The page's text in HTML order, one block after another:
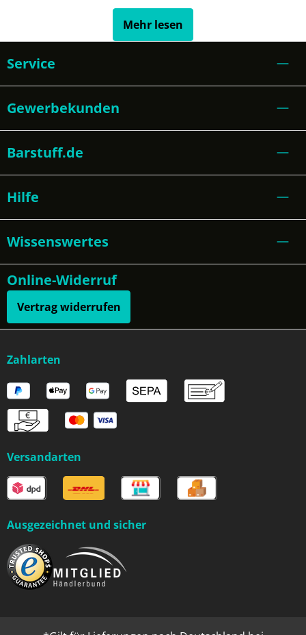
Mehr lesen
Service
Gewerbekunden
Barstuff.de
Hilfe
Wissenswertes
Online-Widerruf
Vertrag widerrufen
Zahlarten
Versandarten
Ausgezeichnet und sicher